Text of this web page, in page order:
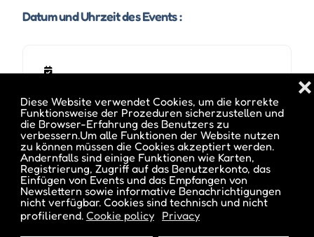
Diese Website verwendet Cookies, um die korrekte
Funktionsweise der Prozeduren sicherzustellen und
die Browser-Erfahrung des Benutzers zu
verbessern.Um alle Funktionen der Website nutzen
zu können müssen die Cookies akzeptiert werden.
Andernfalls sind einige Funktionen wie Karten,
Registrierung, Zugriff auf das Benutzerkonto, das
Einfügen von Events und das Empfangen von
Newslettern sowie informative Benachrichtigungen
nicht verfügbar. Cookies sind technisch und nicht
profilierend. Cookie policy Privacy
❌
Datum und Uhrzeit des Events :
Veröffentlicht von :